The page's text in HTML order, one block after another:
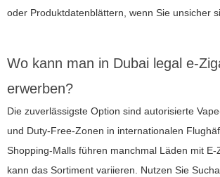
oder Produktdatenblättern, wenn Sie unsicher
Wo kann man in Dubai legal e-
erwerben?
Die zuverlässigste Option sind autorisierte
und Duty-Free-Zonen in internationalen
Shopping-Malls führen manchmal Läden mit E-
kann das Sortiment variieren. Nutzen Sie